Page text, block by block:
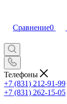
Сравнение0
Телефоны
+7 (831) 212-91-99
+7 (831) 262-15-05